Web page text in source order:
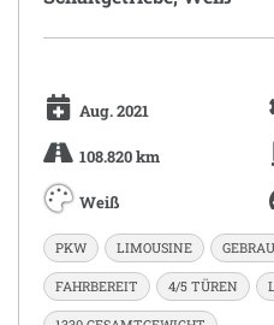
Aug. 2021
108.820 km
Weiß
PKW LIMOUSINE
FAHRBEREIT 4/5 TÜREN